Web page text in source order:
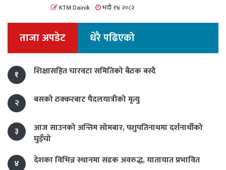
KTM Dainik भदौ १४ २०८२
ताजा अपडेट धेरै पढिएको
१ शिक्षासहित चारवटा समितिको बैठक बस्दै
२ बसको ठक्करबाट पैदलयात्रीको मृत्यु
३
आज साउनको अन्तिम सोमबार, पशुपतिनाथमा दर्शनार्थीको
घुइँचो
४
देशका विभिन्न स्थानमा सडक अवरुद्ध, यातायात प्रभावित